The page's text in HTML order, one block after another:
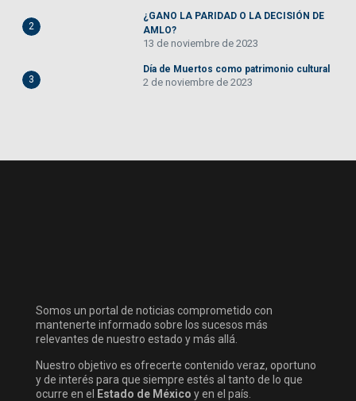
2
¿GANO LA PARIDAD O LA DECISIÓN DE
AMLO?
13 de noviembre de 2023
3
Día de Muertos como patrimonio cultural
2 de noviembre de 2023
Somos un portal de noticias comprometido con
mantenerte informado sobre los sucesos más
relevantes de nuestro estado y más allá.
Nuestro objetivo es ofrecerte contenido veraz, oportuno
y de interés para que siempre estés al tanto de lo que
ocurre en el
Estado de México y en el país.